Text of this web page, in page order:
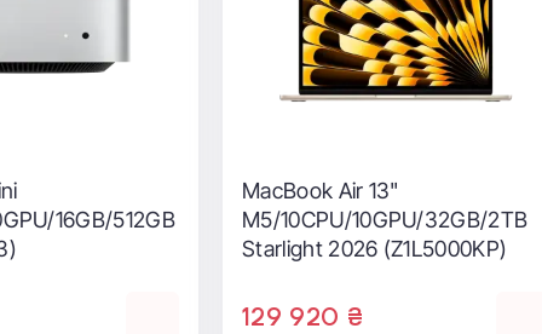
Этот рост производительности в сочетании с
«всё в одном», тихой работой, быстрыми накопителями
Mojave превращают iMac в лучший настольный
iMac, которые теперь впервые получили процессоры
и 6‑ядерные процессоры Intel 8-го поколения до 6 ядер
увеличить тактовую частоту: для модели 27 дюймов —
в качестве опции, предлагает невероятную
Pro 14"
16GB/1TB
display -
Apple MacBook Pro 14"
M4/10CPU/10GPU/24GB/1TB
with Nano-texture display -
(Z1DS000NF)
116 480 ₴